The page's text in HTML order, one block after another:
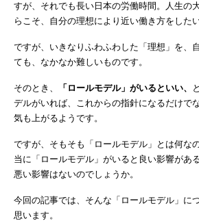
すが、それでも長い日本の労働時間。人生の
らこそ、自分の理想により近い働き方をした
ですが、いきなりふわふわした「理想」を、
ても、なかなか難しいものです。
そのとき、 「ロールモデル」がいるといい、
デルがいれば、これからの指針になるだけで
気も上がるようです。
ですが、そもそも「ロールモデル」とは何な
当に「ロールモデル」がいると良い影響があ
悪い影響はないのでしょうか。
今回の記事では、そんな「ロールモデル」に
思います。